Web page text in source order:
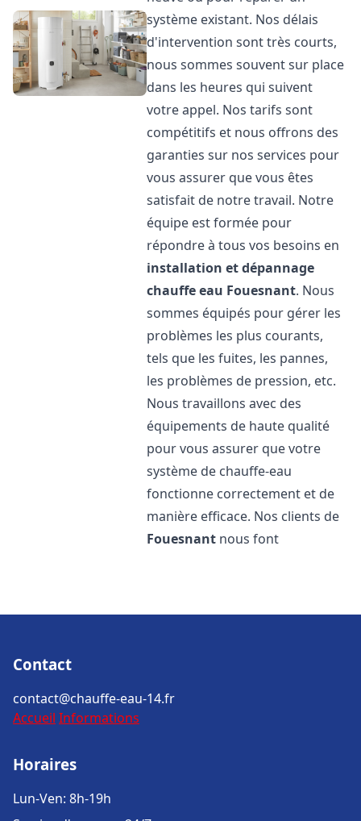
système existant. Nos délais
d'intervention sont très courts,
nous sommes souvent sur place
dans les heures qui suivent
votre appel. Nos tarifs sont
compétitifs et nous offrons des
garanties sur nos services pour
vous assurer que vous êtes
satisfait de notre travail. Notre
équipe est formée pour
répondre à tous vos besoins en
installation et dépannage
chauffe eau Fouesnant. Nous
sommes équipés pour gérer les
problèmes les plus courants,
tels que les fuites, les pannes,
les problèmes de pression, etc.
Nous travaillons avec des
équipements de haute qualité
pour vous assurer que votre
système de chauffe-eau
fonctionne correctement et de
manière efficace. Nos clients de
Fouesnant nous font
Contact
contact@chauffe-eau-14.fr
Accueil Informations
Horaires
Lun-Ven: 8h-19h